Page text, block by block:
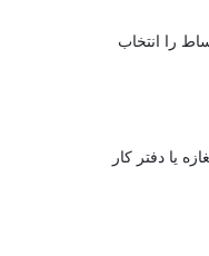
را انتخاب
یا دفتر کار